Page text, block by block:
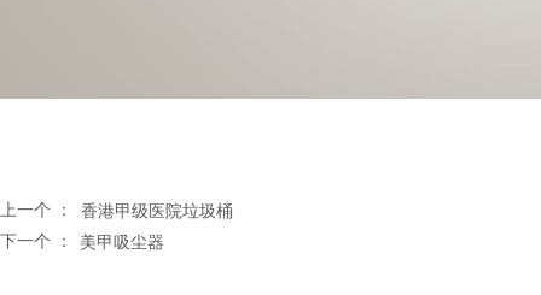
香港甲级医院垃圾桶
上一个 ：
美甲吸尘器
下一个 ：